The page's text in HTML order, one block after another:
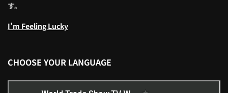
す。
I’m Feeling Lucky
CHOOSE YOUR LANGUAGE